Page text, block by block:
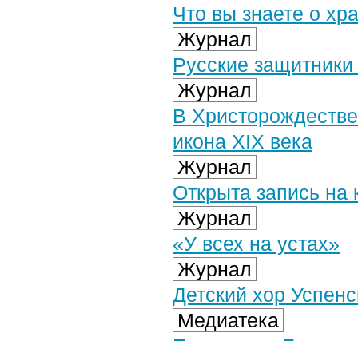
Что вы знаете о
Журнал
Русские
Журнал
В
икона XIX века
Журнал
Открыта запись на
Журнал
«У всех на устах»
Журнал
Детский хор
Медиатека